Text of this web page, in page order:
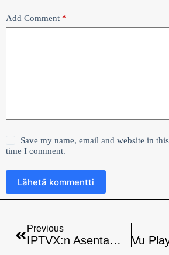
Add Comment *
Save my name, email and website in
time I comment.
Lähetä kommentti
Previous
IPTVX:n Asentaminen Windows/PC:lle: Vaiheittainen Opas